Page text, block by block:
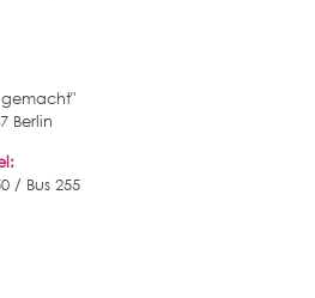
gemacht"
Berlin
/ Bus 255